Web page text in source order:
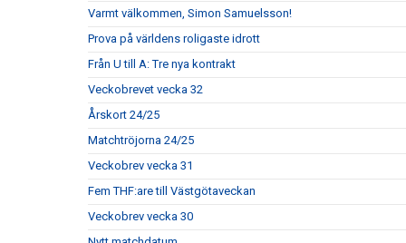
Varmt välkommen, Simon Samuelsson!
Prova på världens roligaste idrott
Från U till A: Tre nya kontrakt
Veckobrevet vecka 32
Årskort 24/25
Matchtröjorna 24/25
Veckobrev vecka 31
Fem THF:are till Västgötaveckan
Veckobrev vecka 30